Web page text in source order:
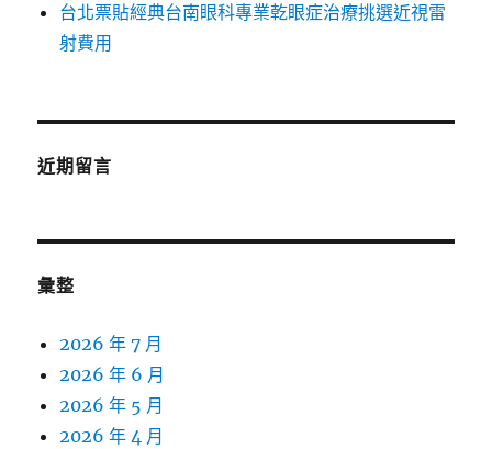
台北票貼經典台南眼科專業乾眼症治療挑選近視雷
射費用
近期留言
彙整
2026 年 7 月
2026 年 6 月
2026 年 5 月
2026 年 4 月